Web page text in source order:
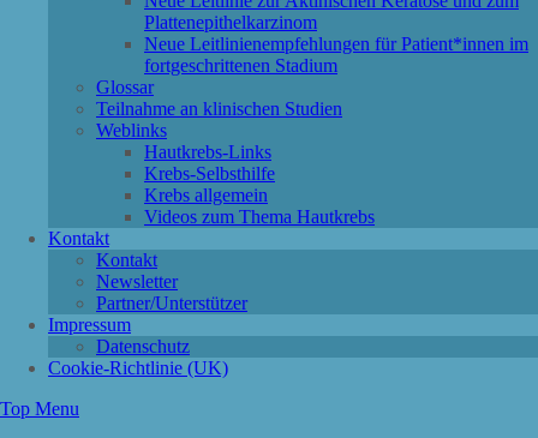
Plattenepithelkarzinom
Neue Leitlinienempfehlungen für Patient*innen im
fortgeschrittenen Stadium
Glossar
Teilnahme an klinischen Studien
Weblinks
Hautkrebs-Links
Krebs-Selbsthilfe
Krebs allgemein
Videos zum Thema Hautkrebs
Kontakt
Kontakt
Newsletter
Partner/Unterstützer
Impressum
Datenschutz
Cookie-Richtlinie (UK)
Top Menu